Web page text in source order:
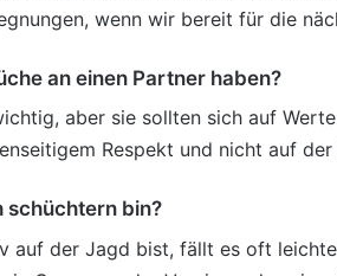
wenn wir bereit für die
an einen Partner haben?
aber sie sollten sich auf
Respekt und nicht auf
schüchtern bin?
auf der Jagd bist, fällt es oft